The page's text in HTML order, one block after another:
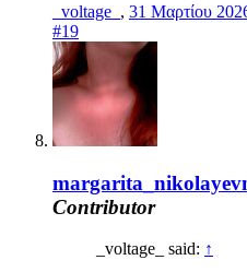
_voltage_ , 31 Μαρτίου
#19
Contributor
_voltage_ said: ↑